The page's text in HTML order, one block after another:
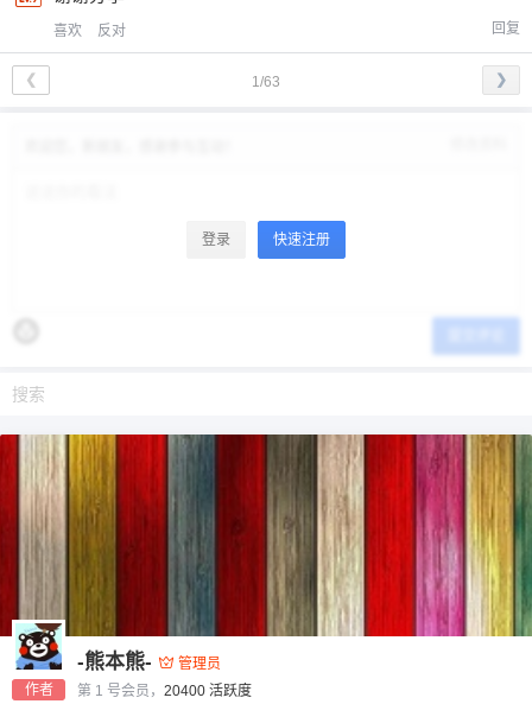
喜欢 反对 回复
1/63
❮ ❯
登录 快速注册
作者
-熊本熊-
管理员
第 1 号会员， 20400 活跃度